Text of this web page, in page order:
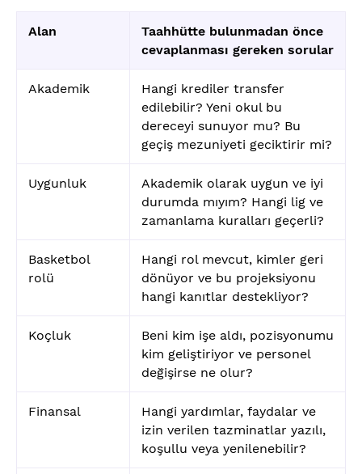
Alan
Taahhütte bulunmadan önce
cevaplanması gereken sorular
Akademik
Hangi krediler transfer
edilebilir? Yeni okul bu
dereceyi sunuyor mu? Bu
geçiş mezuniyeti geciktirir mi?
Uygunluk
Akademik olarak uygun ve iyi
durumda mıyım? Hangi lig ve
zamanlama kuralları geçerli?
Basketbol
rolü
Hangi rol mevcut, kimler geri
dönüyor ve bu projeksiyonu
hangi kanıtlar destekliyor?
Koçluk
Beni kim işe aldı, pozisyonumu
kim geliştiriyor ve personel
değişirse ne olur?
Finansal
Hangi yardımlar, faydalar ve
izin verilen tazminatlar yazılı,
koşullu veya yenilenebilir?